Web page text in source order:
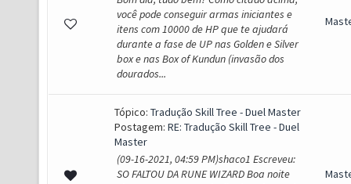
você pode conseguir armas iniciantes e
itens com 10000 de HP que te ajudará
durante a fase de UP nas Golden e Silver
box e nas Box of Kundun (invasão dos
dourados...
Tópico: Tradução Skill Tree - Duel Master
Postagem: RE: Tradução Skill Tree - Duel
Master
(09-16-2021, 04:59 PM)shaco1 Escreveu:
SO FALTOU DA RUNE WIZARD Boa noite